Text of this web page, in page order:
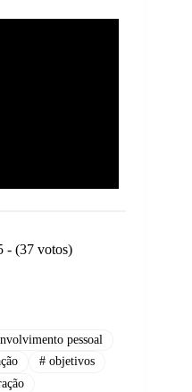
- (37 votos)
pessoal
# objetivos